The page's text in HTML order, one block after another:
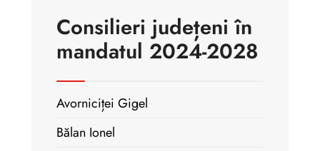
Consilieri județeni în
mandatul 2024-2028
Avorniciței Gigel
Bălan Ionel